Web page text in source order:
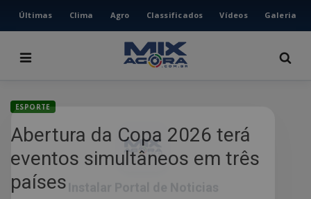
Últimas Clima Agro Classificados Vídeos Galeria
ÚLTIMAS
AGRO
CLASSIFICADOS
VÍDEOS
GALERIAAplicativo do portal de notícias
ESPORTE
Abertura da Copa 2026 terá
eventos simultâneos em três
países